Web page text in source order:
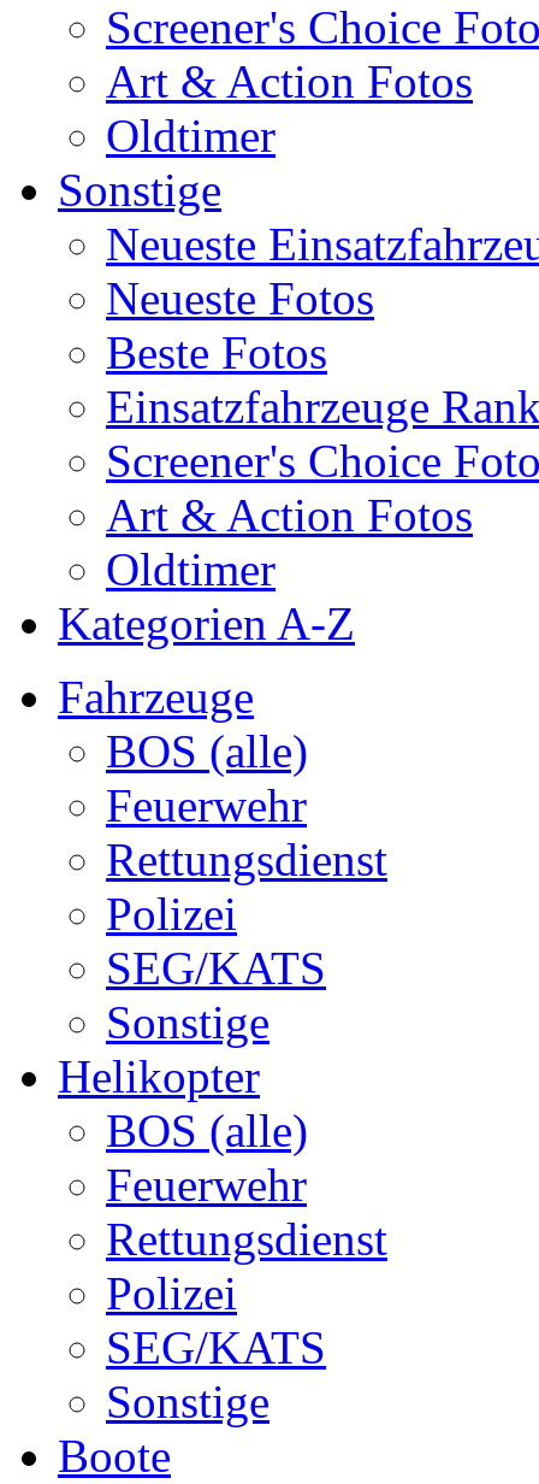
Screener's Choice
Art & Action Fotos
Oldtimer
Sonstige
Neueste
Neueste Fotos
Beste Fotos
Einsatzfahrzeuge
Screener's Choice
Art & Action Fotos
Oldtimer
Kategorien A-Z
Fahrzeuge
BOS (alle)
Feuerwehr
Rettungsdienst
Polizei
SEG/KATS
Sonstige
Helikopter
BOS (alle)
Feuerwehr
Rettungsdienst
Polizei
SEG/KATS
Sonstige
Boote